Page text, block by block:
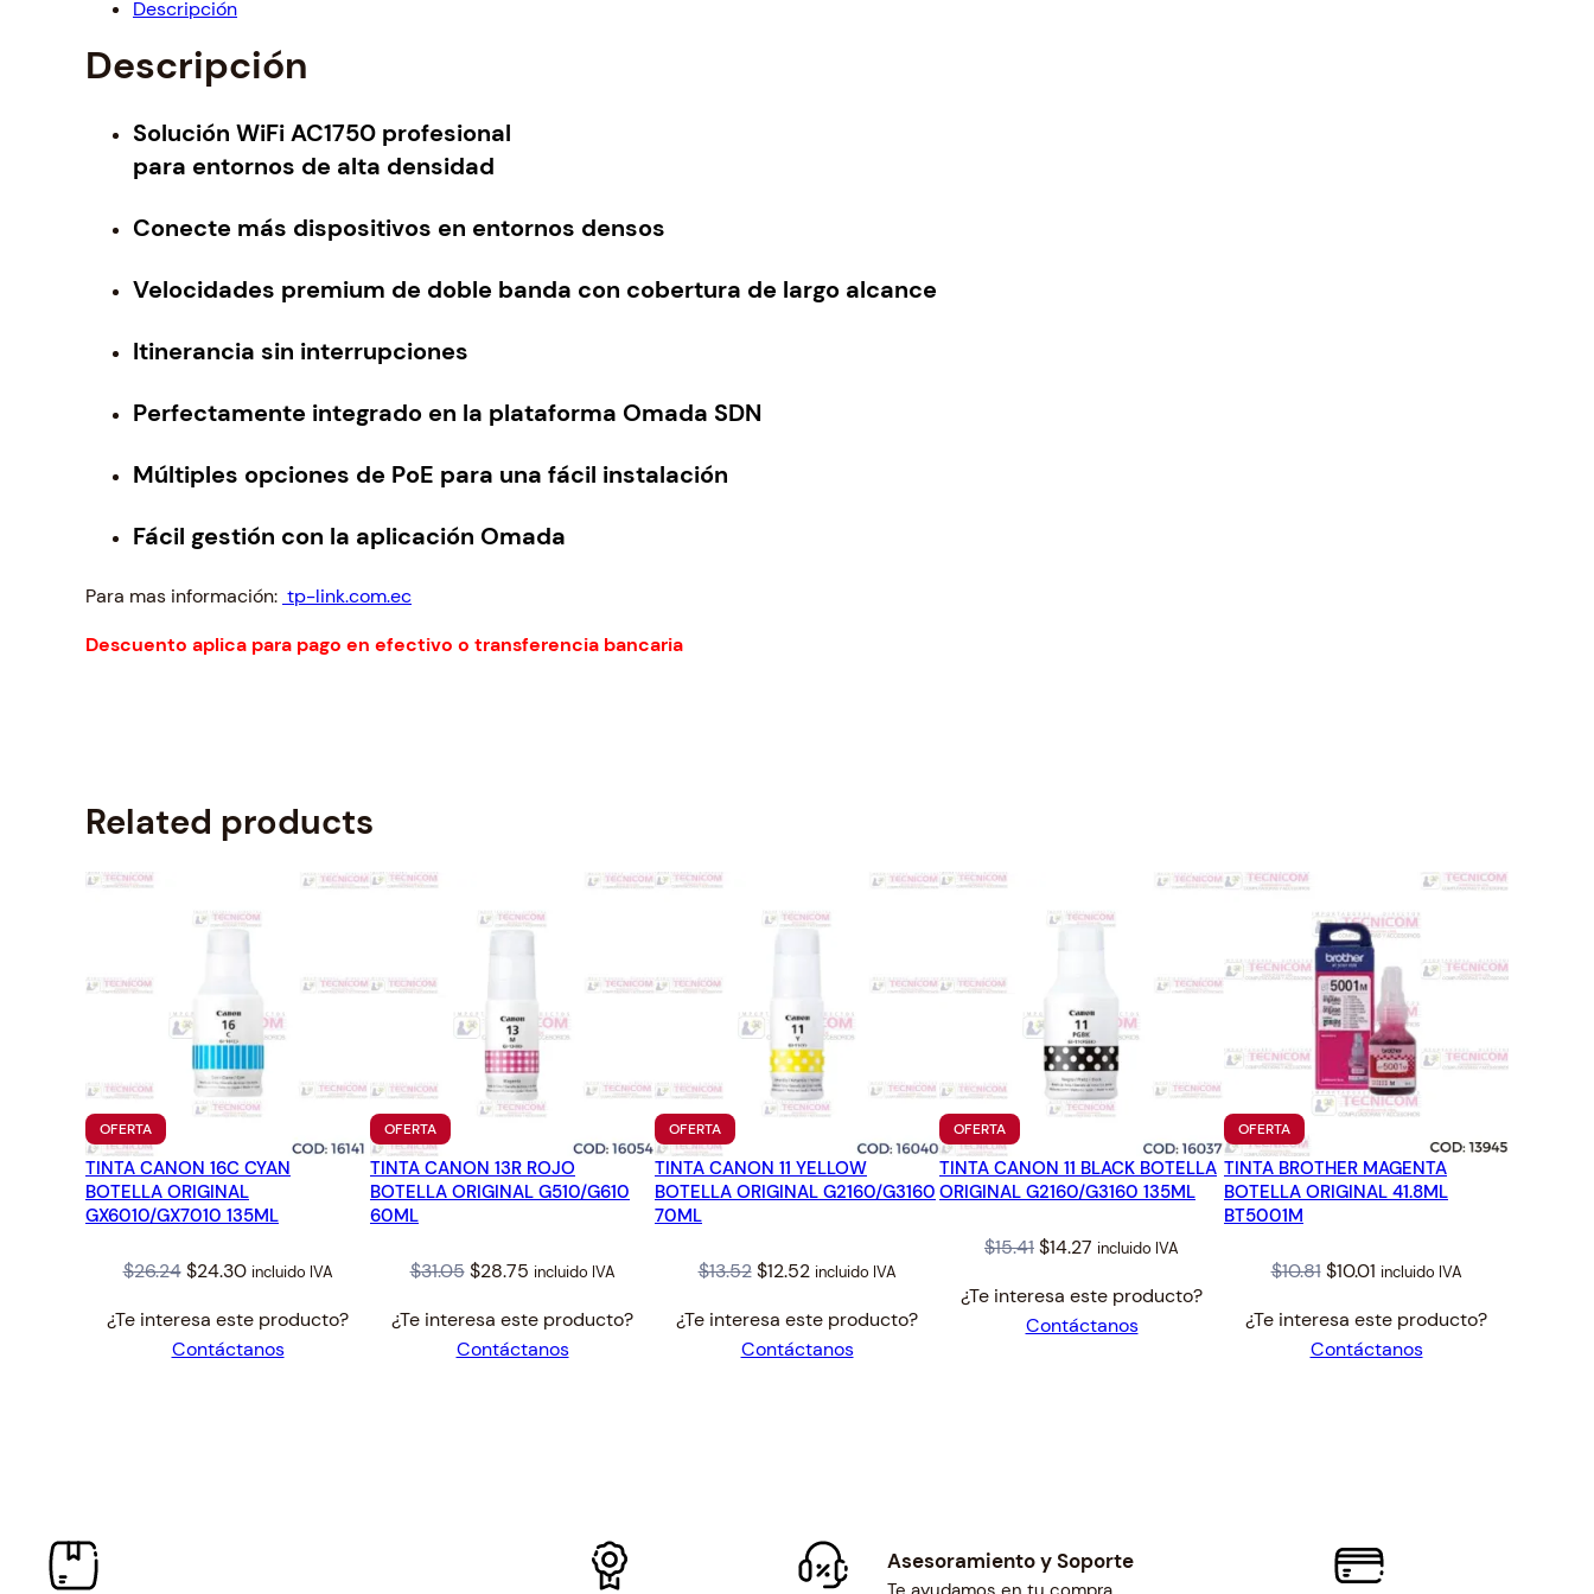
Descripción
Descripción
Solución WiFi AC1750 profesional
para entornos de alta densidad
Conecte más dispositivos en entornos densos
Velocidades premium de doble banda con cobertura de largo alcance
Itinerancia sin interrupciones
Perfectamente integrado en la plataforma Omada SDN
Múltiples opciones de PoE para una fácil instalación
Fácil gestión con la aplicación Omada
Para mas información: tp-link.com.ec
Descuento aplica para pago en efectivo o transferencia bancaria
Related products
OFERTAPRODUCTO
EN
OFERTA
TINTA CANON 16C CYAN
BOTELLA ORIGINAL
GX6010/GX7010 135ML
$26.24 Original
was:
$26.24.
$24.30Current
is:
$24.30.
incluido IVA
¿Te interesa este producto?
Contáctanos
OFERTAPRODUCTO
EN
OFERTA
TINTA CANON 13R ROJO
BOTELLA ORIGINAL G510/G610
60ML
$31.05 Original
was:
$31.05.
$28.75Current
is:
$28.75.
incluido IVA
¿Te interesa este producto?
Contáctanos
OFERTAPRODUCTO
EN
OFERTA
TINTA CANON 11 YELLOW
BOTELLA ORIGINAL G2160/G3160
70ML
$13.52 Original
was:
$13.52.
$12.52Current
is:
$12.52.
incluido IVA
¿Te interesa este producto?
Contáctanos
OFERTAPRODUCTO
EN
OFERTA
TINTA CANON 11 BLACK BOTELLA
ORIGINAL G2160/G3160 135ML
$15.41Original
was:
$15.41.
$14.27 Current
is:
$14.27.
incluido IVA
¿Te interesa este producto?
Contáctanos
OFERTAPRODUCTO
EN
OFERTA
TINTA BROTHER MAGENTA
BOTELLA ORIGINAL 41.8ML
BT5001M
$10.81 Original
was:
$10.81.
$10.01Current
is:
$10.01.
incluido IVA
¿Te interesa este producto?
Contáctanos
Asesoramiento y Soporte